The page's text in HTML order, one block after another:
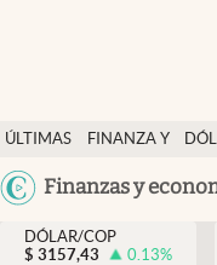
ÚLTIMAS
NOTICIAS
FINANZA Y
Finanzas y
Salud y nutrición
Vida espiritual
Actualidad
DÓLAR/COP
$ 3157,43 0.13%